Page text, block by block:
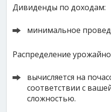
Дивиденды по доходам:
минимальное
Распределение
вычисляется на
соответствии с
сложностью.